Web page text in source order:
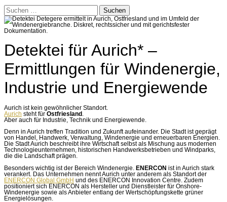
Suchen
nach:
Detektei für Aurich* –
Ermittlungen für Windenergie,
Industrie und Energiewende
Aurich ist kein gewöhnlicher Standort.
Aurich steht für Ostfriesland
Aber auch für Industrie, Technik und Energiewende.
Denn in Aurich treffen Tradition und Zukunft aufeinander. Die Stadt ist geprägt
von Handel, Handwerk, Verwaltung, Windenergie und erneuerbaren Energien.
Die Stadt Aurich beschreibt ihre Wirtschaft selbst als Mischung aus modernen
Technologieunternehmen, historischen Handwerksbetrieben und Windparks,
die die Landschaft prägen.
Besonders wichtig ist der Bereich Windenergie.
ENERCON ist in Aurich stark
verankert. Das Unternehmen nennt Aurich unter anderem als Standort der
ENERCON Global GmbH und des ENERCON Innovation Centre. Zudem
positioniert sich ENERCON als Hersteller und Dienstleister für Onshore-
Windenergie sowie als Anbieter entlang der Wertschöpfungskette grüner
Energielösungen.